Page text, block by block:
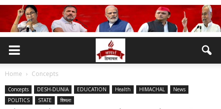
Home Concepts
Concepts DESH-DUNIA EDUCATION Health HIMACHAL
News
POLITICS
STATE शिमला